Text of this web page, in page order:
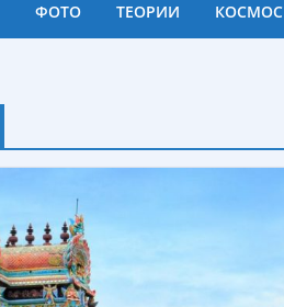
ФОТО ТЕОРИИ КОСМОС